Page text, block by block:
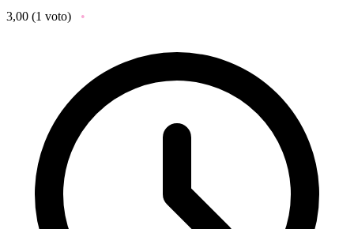
3,00 (1 voto)